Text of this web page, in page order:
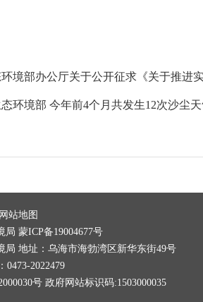
境部办公厅关于公开征求《关于推进
环境部 今年前4个月共发生12次沙尘
网站地图
局 蒙ICP备19004677号
局 地址：乌海市海勃湾区新华东街49号
0473-2022479
号 政府网站标识码:1503000035